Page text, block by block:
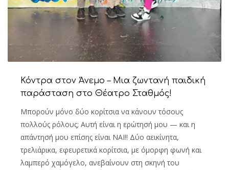
Κόντρα στον Άνεμο – Μια ζωντανή παιδική
παράσταση στο Θέατρο Σταθμός!
Μπορούν μόνο δύο κορίτσια να κάνουν τόσους
πολλούς ρόλους; Αυτή είναι η ερώτησή μου — και η
απάντησή μου επίσης είναι ΝΑΙ!! Δύο αεικίνητα,
τρελιάρικα, εφευρετικά κορίτσια, με όμορφη φωνή και
λαμπερό χαμόγελο, ανεβαίνουν στη σκηνή του